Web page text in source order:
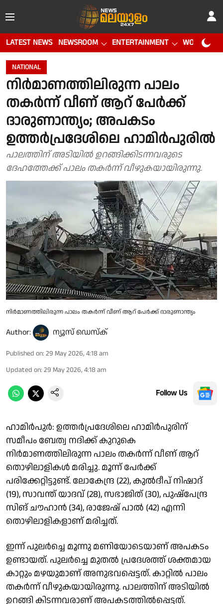
LATEST NEWS NEWSROOM ENTERTAINMENT WORLD CUP
NATIONAL
നിർമാണത്തിലിരുന്ന പാലം
തകർന്ന് വീണ് ആറ് പേർക്ക്
ദാരുണാന്ത്യം; അപകടം
ഉത്തർപ്രദേശിലെ ഹാമിർപുരിൽ
പാലത്തിന് അടിയിൽ ഉറങ്ങിക്കിടന്നവരുടെ
ദേഹത്തേക്ക് പാലം തകർന്ന് വീഴുകയായിരുന്നു.
നിർമാണത്തിലിരുന്ന പാലം തകർന്ന് വീണ് ആറ് പേർക്ക് ദാരുണാന്ത്യം
Author: ന്യൂസ് ഡെസ്ക്
Published on: 29 May 2026, 4:18 am
Updated on: 29 May 2026, 4:18 am
Follow Us
ഹാമിർപുർ: ഉത്തർപ്രദേശിലെ ഹാമിർപുരിന്
സമീപം ബേത്വ നദിക്ക് കുറുകെ
നിർമാണത്തിലിരുന്ന പാലം തകർന്ന് വീണ് ആറ്
തൊഴിലാളികൾ മരിച്ചു. മൂന്ന് പേർക്ക്
പരിക്കേറ്റിട്ടുണ്ട്. ലോകേന്ദ്ര (22), കുൽദീപ് നിഷാദ്
(19), സാവന്ത് യാദവ് (28), സഭാജിത് (30), പുഷ്പേന്ദ്ര
സിങ് ചൗഹാൻ (34), രാജേഷ് പാൽ (42) എന്നി
തൊഴിലാളികളാണ് മരിച്ചത്.
ഇന്ന് പുലർച്ചെ മൂന്നു മണിയോടെയാണ് അപകടം
ഉണ്ടായത്. പുലർച്ചെ മുതൽ പ്രദേശത്ത് ശക്തമായ
കാറ്റും മഴയുമാണ് അനുഭവപ്പെട്ടത്. കാറ്റിൽ പാലം
തകർന്ന് വീഴുകയായിരുന്നു. പാലത്തിന് അടിയിൽ
ഉറങ്ങി കിടന്നവരാണ് അപകടത്തിൽപ്പെട്ടത്.